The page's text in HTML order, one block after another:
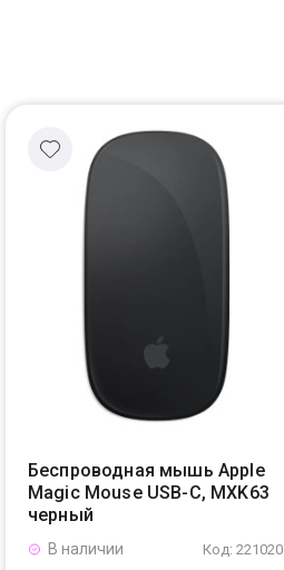
Беспроводная мышь Apple
Magic Mouse USB-C, MXK63
черный
Код: 221020
В наличии